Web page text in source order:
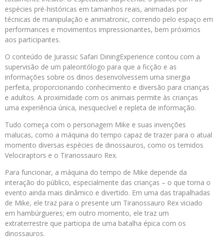
espécies pré-históricas em tamanhos reais, animadas por
técnicas de manipulação e animatronic, correndo pelo espaço em
performances e movimentos impressionantes, bem próximos
aos participantes.
O conteúdo de Jurassic Safari DiningExperience contou com a
supervisão de um paleontólogo para que a ficção e as
informações sobre os dinos desenvolvessem uma sinergia
perfeita, proporcionando conhecimento e diversão para crianças
e adultos. A proximidade com os animais permite às crianças
uma experiência única, inesquecível e repleta de informação.
Tudo começa com o personagem Mike e suas invenções
malucas, como a máquina do tempo capaz de trazer para o atual
momento diversas espécies de dinossauros, como os temidos
Velociraptors e o Tiranossauro Rex.
Para funcionar, a máquina do tempo de Mike depende da
interação do público, especialmente das crianças – o que torna o
evento ainda mais dinâmico e divertido. Em uma das trapalhadas
de Mike, ele traz para o presente um Tiranossauro Rex viciado
em hambúrgueres; em outro momento, ele traz um
extraterrestre que participa de uma batalha épica com os
dinossauros.